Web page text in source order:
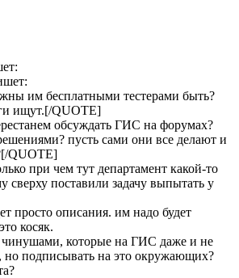
им бесплатными тестерами быть?
ищут.[/QUOTE]
обсуждать ГИС на форумах?
пусть сами они все делают и
QUOTE]
при чем тут департамент какой-то
сверху поставили задачу выпытать у
просто описания. им надо будет
косяк.
чинушами, которые на ГИС даже и не
но подписывать на это окружающих?